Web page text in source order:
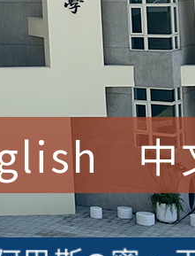
中
加桃園市中
師榮獲社
巴斯O蜜、